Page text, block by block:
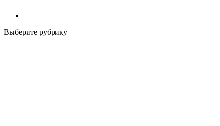
Выберите рубрику